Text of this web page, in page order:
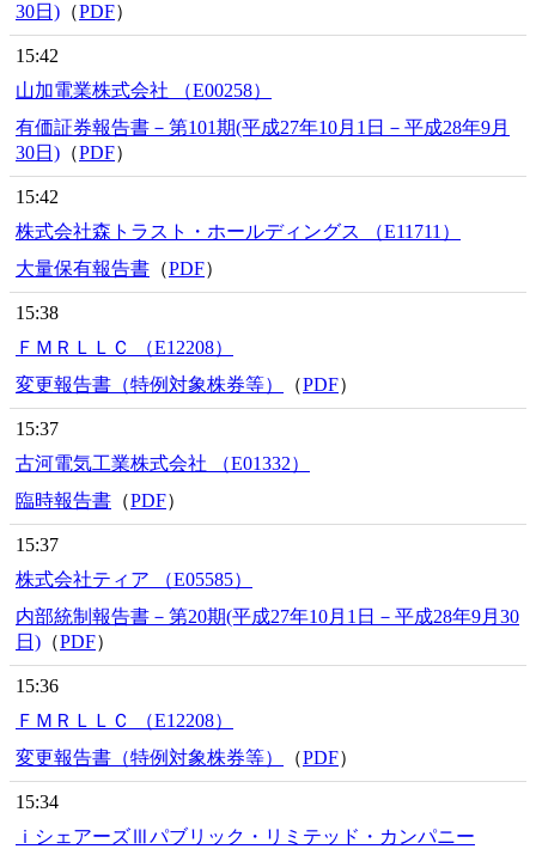
30日) （PDF）
15:42
山加電業株式会社 （E00258）
有価証券報告書－第101期(平成27年10月1日－平成28年9月
30日) （PDF）
15:42
株式会社森トラスト・ホールディングス （E11711）
大量保有報告書 （PDF）
15:38
ＦＭＲＬＬＣ （E12208）
変更報告書（特例対象株券等）
（PDF）
15:37
古河電気工業株式会社 （E01332）
臨時報告書 （PDF）
15:37
株式会社ティア （E05585）
内部統制報告書－第20期(平成27年10月1日－平成28年9月30
日) （PDF）
15:36
ＦＭＲＬＬＣ （E12208）
変更報告書（特例対象株券等）
（PDF）
15:34
ｉシェアーズⅢパブリック・リミテッド・カンパニー